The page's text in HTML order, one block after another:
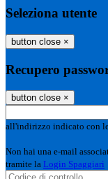
Seleziona utente
button close ×
Recupero
button close ×
all'indirizzo indicato con
Non hai una e-mail
tramite la Login Spaggiari